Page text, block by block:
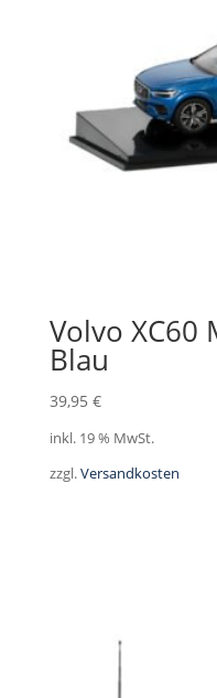
Volvo XC60
Blau
39,95 €
inkl. 19 % MwSt.
zzgl.Versandkosten